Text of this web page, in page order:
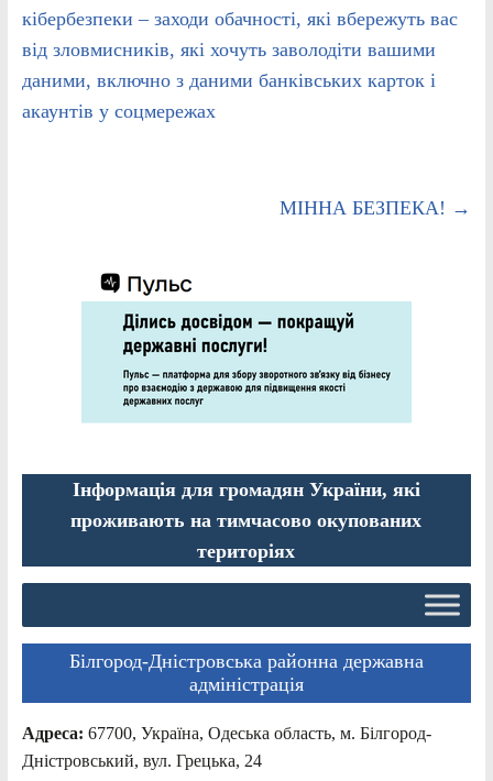
кібербезпеки – заходи обачності, які вбережуть вас
від зловмисників, які хочуть заволодіти вашими
даними, включно з даними банківських карток і
акаунтів у соцмережах
МІННА БЕЗПЕКА! →
Інформація для громадян України, які
проживають на тимчасово окупованих
територіях
Білгород-Дністровська районна державна
адміністрація
Адреса: 67700, Україна, Одеська область, м. Білгород-
Дністровський, вул. Грецька, 24